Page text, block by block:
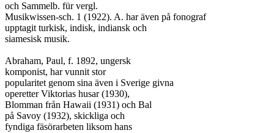
och Sammelb. für vergl.
Musikwissen-sch. 1 (1922). A. har även på fonograf
upptagit turkisk, indisk, indiansk och
siamesisk musik.
Abraham, Paul, f. 1892, ungersk
komponist, har vunnit stor
popularitet genom sina även i Sverige givna
operetter Viktorias husar (1930),
Blomman från Hawaii (1931) och Bal
på Savoy (1932), skickliga och
fyndiga fäsörarbeten liksom hans